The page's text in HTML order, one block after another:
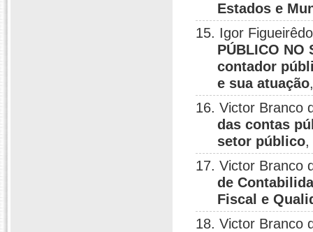
Estados e
15. Igor
PÚBLICO NO
contador
e sua atuação
16. Victor Branco
das contas
setor público,
17. Victor Branco
de
Fiscal e
18. Victor Branco